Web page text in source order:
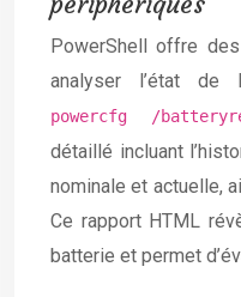
PowerShell offre
analyser l’état de
powercfg /
détaillé incluant
nominale et actuelle,
Ce rapport HTML
batterie et permet